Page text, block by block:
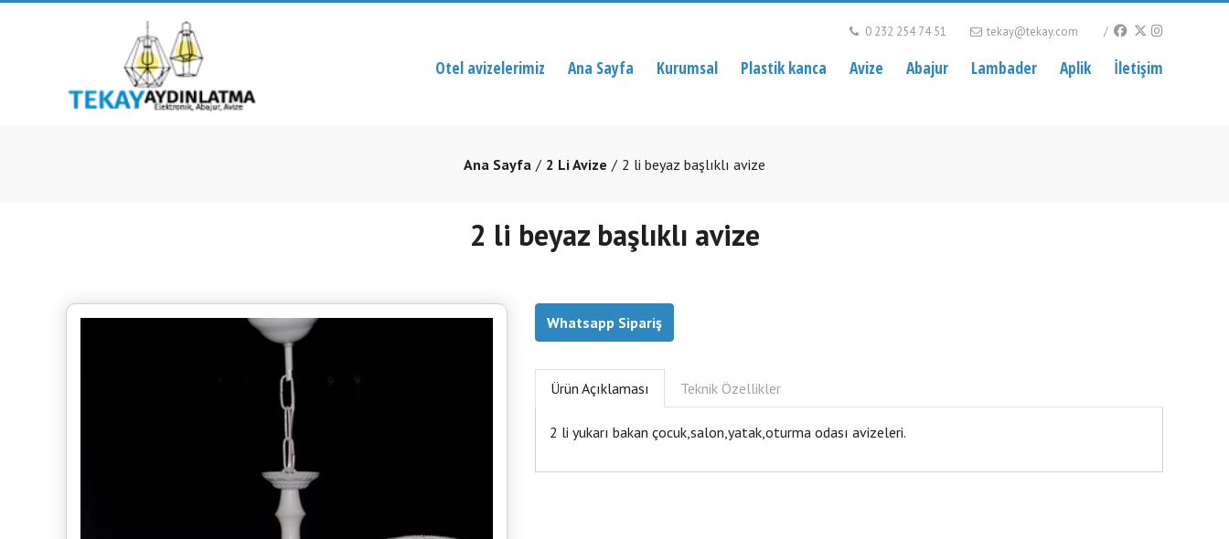
0 232 254 74 51 tekay@tekay.com
Otel avizelerimiz Ana Sayfa Kurumsal Plastik kanca Avize Abajur Lambader Aplik İletişim
Ana Sayfa 2 Li Avize 2 li beyaz başlıklı avize
2 li beyaz başlıklı avize
Whatsapp Sipariş
Ürün Açıklaması Teknik Özellikler
2 li yukarı bakan çocuk,salon,yatak,oturma odası avizeleri.